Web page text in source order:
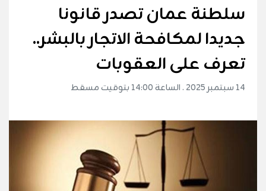
سلطنة عمان تصدر قانونا
جديدا لمكافحة الاتجار بالبشر..
تعرف على العقوبات
14 سبتمبر 2025 . الساعة 14:00 بتوقيت مسقط